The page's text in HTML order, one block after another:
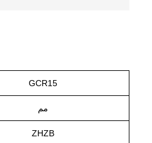
GCR15
مم
ZHZB